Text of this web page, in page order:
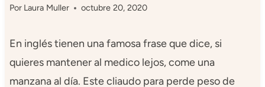
Por Laura Muller octubre 20, 2020
En inglés tienen una famosa frase que dice, si
quieres mantener al medico lejos, come una
manzana al día. Este cliaudo para perde peso de